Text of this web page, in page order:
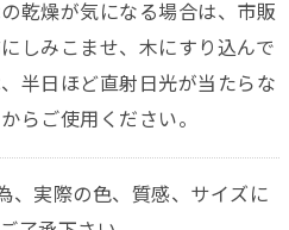
乾燥が気になる場合は、市販
しみこませ、木にすり込んで
半日ほど直射日光が当たらな
らご使用ください。
、実際の色、質感、サイズに